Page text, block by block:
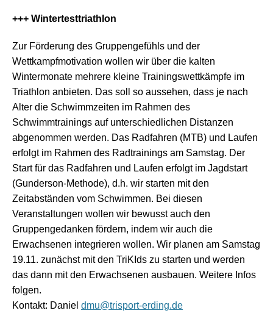
+++ Wintertesttriathlon
Zur Förderung des Gruppengefühls und der
Wettkampfmotivation wollen wir über die kalten
Wintermonate mehrere kleine Trainingswettkämpfe im
Triathlon anbieten. Das soll so aussehen, dass je nach
Alter die Schwimmzeiten im Rahmen des
Schwimmtrainings auf unterschiedlichen Distanzen
abgenommen werden. Das Radfahren (MTB) und Laufen
erfolgt im Rahmen des Radtrainings am Samstag. Der
Start für das Radfahren und Laufen erfolgt im Jagdstart
(Gunderson-Methode), d.h. wir starten mit den
Zeitabständen vom Schwimmen. Bei diesen
Veranstaltungen wollen wir bewusst auch den
Gruppengedanken fördern, indem wir auch die
Erwachsenen integrieren wollen. Wir planen am Samstag
19.11. zunächst mit den TriKIds zu starten und werden
das dann mit den Erwachsenen ausbauen. Weitere Infos
folgen.
Kontakt: Daniel dmu@trisport-erding.de